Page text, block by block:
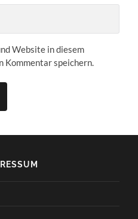
Website in diesem
Kommentar speichern.